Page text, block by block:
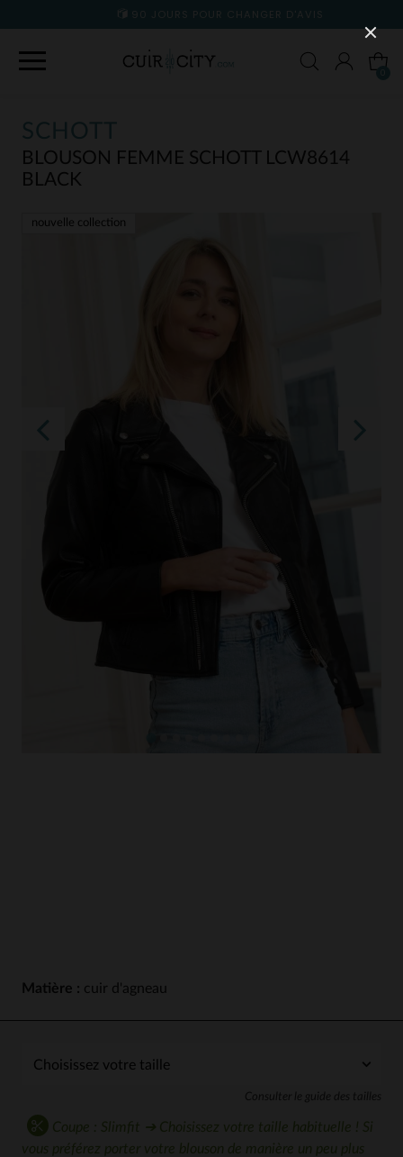
90 JOURS POUR CHANGER D'AVIS
SCHOTT
BLOUSON FEMME SCHOTT LCW8614
BLACK
nouvelle collection
Matière : cuir d'agneau
Consulter le guide des tailles
Coupe : Slimfit ➔ Choisissez votre taille habituelle ! Si
vous préférez porter votre blouson de manière un peu plus